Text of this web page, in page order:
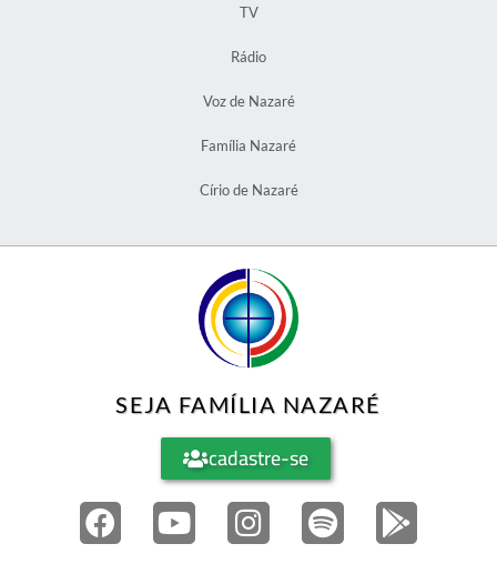
TV
Rádio
Voz de Nazaré
Família Nazaré
Círio de Nazaré
SEJA FAMÍLIA NAZARÉ
cadastre-se